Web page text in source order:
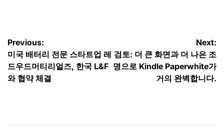
글
탐
색
Previous:
미국 배터리 전문 스타트업 레
드우드머티리얼즈, 한국 L&F
와 협약 체결
Next:
검토: 더 큰 화면과 더 나은 조
명으로 Kindle Paperwhite가
거의 완벽합니다.